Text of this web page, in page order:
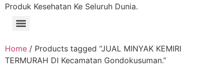
Produk Kesehatan Ke Seluruh Dunia.
Home / Products tagged “JUAL MINYAK KEMIRI
TERMURAH DI Kecamatan Gondokusuman.”